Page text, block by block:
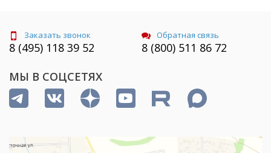
Заказать звонок
8 (495) 118 39 52
Обратная связь
8 (800) 511 86 72
МЫ В СОЦСЕТЯХ